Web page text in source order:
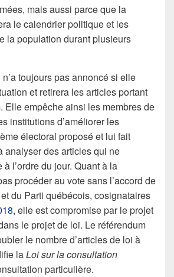
mais aussi parce que la
le calendrier politique et les
la population durant plusieurs
toujours pas annoncé si elle
et retirera les articles portant
Elle empêche ainsi les membres de
institutions d’améliorer les
électoral proposé et lui fait
analyser des articles qui ne
l’ordre du jour. Quant à la
procéder au vote sans l’accord de
du Parti québécois, cosignataires
, elle est compromise par le projet
le projet de loi. Le référendum
le nombre d’articles de loi à
laLoi sur la consultation
particulière.